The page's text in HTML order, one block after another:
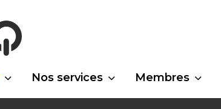
Nos services Membres